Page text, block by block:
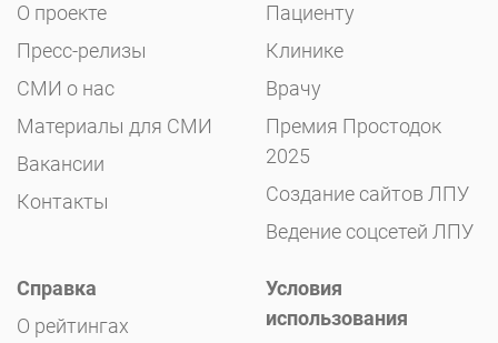
О проекте
Пресс-релизы
СМИ о нас
Материалы для СМИ
Вакансии
Контакты
Пациенту
Клинике
Врачу
Премия Простодок
2025
Создание сайтов ЛПУ
Ведение соцсетей ЛПУ
Справка
О рейтингах
Условия
использования